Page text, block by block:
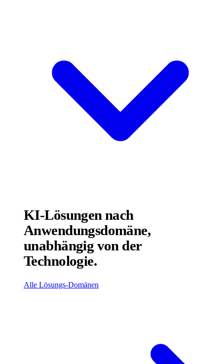
KI-Lösungen nach
Anwendungsdomäne,
unabhängig von der
Technologie.
Alle Lösungs-Domänen